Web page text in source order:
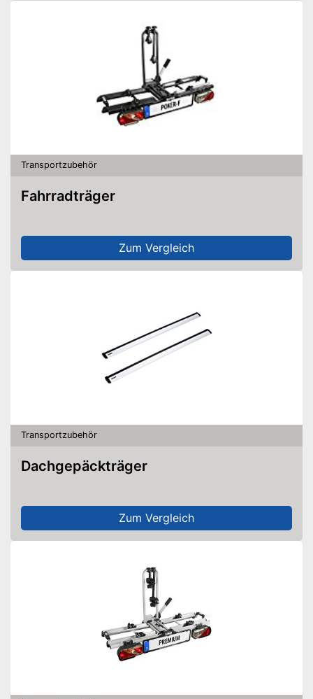
Transportzubehör
Fahrradträger
Zum Vergleich
Transportzubehör
Dachgepäckträger
Zum Vergleich